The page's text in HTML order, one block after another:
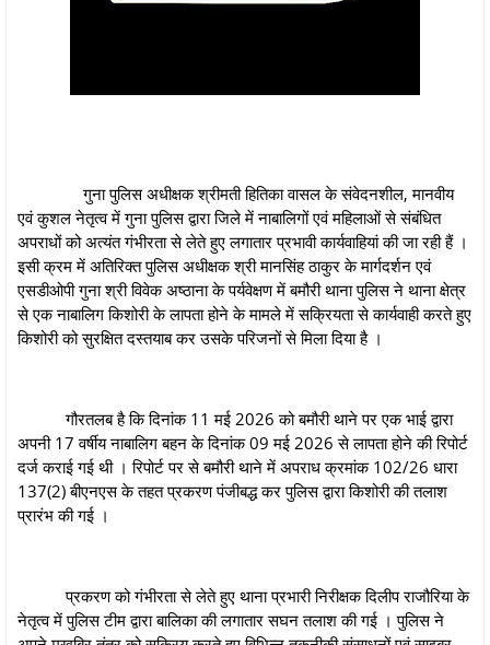
गुना पुलिस अधीक्षक श्रीमती हितिका वासल के संवेदनशील, मानवीय
एवं कुशल नेतृत्व में गुना पुलिस द्वारा जिले में नाबालिगों एवं महिलाओं से संबंधित
अपराधों को अत्यंत गंभीरता से लेते हुए लगातार प्रभावी कार्यवाहियां की जा रही हैं ।
इसी क्रम में अतिरिक्त पुलिस अधीक्षक श्री मानसिंह ठाकुर के मार्गदर्शन एवं
एसडीओपी गुना श्री विवेक अष्ठाना के पर्यवेक्षण में बमौरी थाना पुलिस ने थाना क्षेत्र
से एक नाबालिग किशोरी के लापता होने के मामले में सक्रियता से कार्यवाही करते हुए
किशोरी को सुरक्षित दस्तयाब कर उसके परिजनों से मिला दिया है ।
गौरतलब है कि दिनांक 11 मई 2026 को बमौरी थाने पर एक भाई द्वारा
अपनी 17 वर्षीय नाबालिग बहन के दिनांक 09 मई 2026 से लापता होने की रिपोर्ट
दर्ज कराई गई थी । रिपोर्ट पर से बमौरी थाने में अपराध क्रमांक 102/26 धारा
137(2) बीएनएस के तहत प्रकरण पंजीबद्ध कर पुलिस द्वारा किशोरी की तलाश
प्रारंभ की गई ।
प्रकरण को गंभीरता से लेते हुए थाना प्रभारी निरीक्षक दिलीप राजौरिया के
नेतृत्व में पुलिस टीम द्वारा बालिका की लगातार सघन तलाश की गई । पुलिस ने